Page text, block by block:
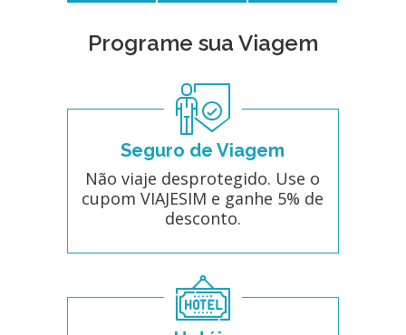
Programe sua Viagem
Seguro de Viagem
Não viaje desprotegido. Use o
cupom VIAJESIM e ganhe 5% de
desconto.